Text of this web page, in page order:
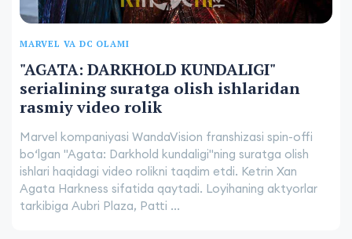
MARVEL VA DC OLAMI
"AGATA: DARKHOLD KUNDALIGI"
serialining suratga olish ishlaridan
rasmiy video rolik
Marvel kompaniyasi WandaVision franshizasi spin-offi
bo‘lgan "Agata: Darkhold kundaligi"ning suratga olish
ishlari haqidagi video rolikni taqdim etdi. Ketrin Xan
Agata Harkness sifatida qaytadi. Loyihaning aktyorlar
tarkibiga Aubri Plaza, Patti ...